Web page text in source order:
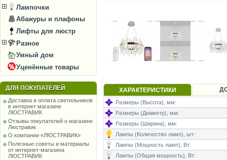
Лампочки
Абажуры и плафоны
Лифты для люстр
Разное
Умный дом
Уценённые товары
ДЛЯ ПОКУПАТЕЛЕЙ
Доставка и оплата светильников
в интернет магазине
ЛЮСТРАВИК
Отзывы покупателей о магазине
Люстравик
О компании «ЛЮСТРАВИК»
Полезные советы и материалы
от интернет-магазина
ЛЮСТРАВИК
ХАРАКТЕРИСТИКИ
Размеры (Высота), мм:
Размеры (Диаметр), мм:
Размеры (Ширина), мм:
Лампы (Количество ламп), шт:
Лампы (Мощность ламп), Вт:
Лампы (Общая мощность), Вт: